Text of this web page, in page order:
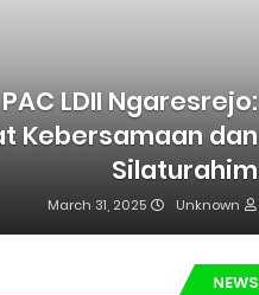
LDII Ngaresrejo:
Kebersamaan dan
Silaturahim
Unknown
March 31, 2025
NEWS